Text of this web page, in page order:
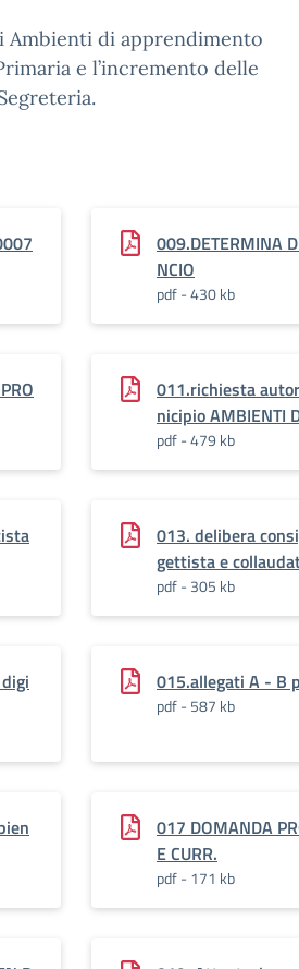
Ambienti di apprendimento
e l’incremento delle
009.DETERMINA
NCIO
pdf - 430 kb
011.richiesta
nicipio AMBIENTI
pdf - 479 kb
013. delibera
gettista e
pdf - 305 kb
015.allegati A - B
pdf - 587 kb
017 DOMANDA
E CURR.
pdf - 171 kb